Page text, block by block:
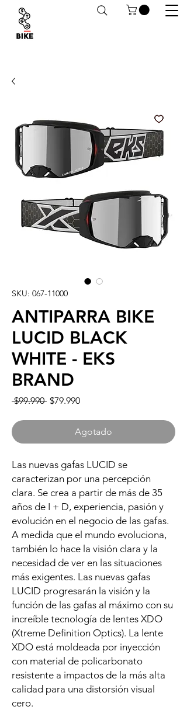
Despachos a todo Chile. Retiro en tiendas
SKU: 067-11000
ANTIPARRA BIKE
LUCID BLACK
WHITE - EKS
BRAND
$99.990 Precio
$79.990Precio
oferta
Agotado
Las nuevas gafas LUCID se
caracterizan por una percepción
clara. Se crea a partir de más de 35
años de I + D, experiencia, pasión y
evolución en el negocio de las gafas.
A medida que el mundo evoluciona,
también lo hace la visión clara y la
necesidad de ver en las situaciones
más exigentes. Las nuevas gafas
LUCID progresarán la visión y la
función de las gafas al máximo con su
increíble tecnología de lentes XDO
(Xtreme Definition Optics). La lente
XDO está moldeada por inyección
con material de policarbonato
resistente a impactos de la más alta
calidad para una distorsión visual
cero.